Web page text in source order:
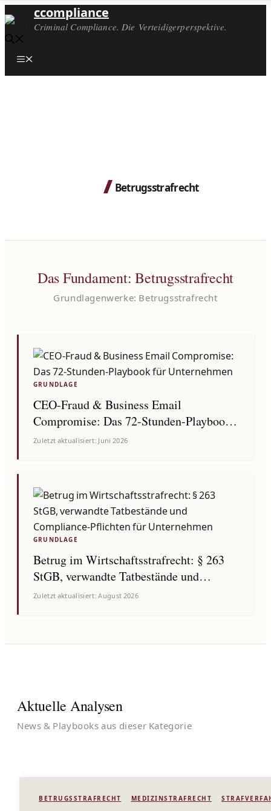
ccompliance
Criminal Compliance. Die Verteidigerperspektive.
Menü
Betrugsstrafrecht
Das Fundament: Betrugsstrafrecht
Grundlagenwerke: Betrugsstrafrecht
GRUNDLAGE
CEO-Fraud & Business Email
Compromise: Das 72-Stunden-Playbook
für Unternehmen
Zuletzt aktualisiert: Juni 2026
GRUNDLAGE
Betrug im Wirtschaftsstrafrecht: § 263
StGB, verwandte Tatbestände und
Compliance-Pflichten für Unternehmen
Zuletzt aktualisiert: August 2026
Aktuelle Analysen
News & Playbooks aus dieser Kategorie
BETRUGSSTRAFRECHT MEDIZINSTRAFRECHT